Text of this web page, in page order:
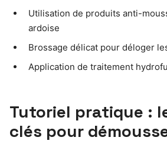
Utilisation de produits anti-
ardoise
Brossage délicat pour déloger
Application de traitement
Tutoriel pratique :
clés pour